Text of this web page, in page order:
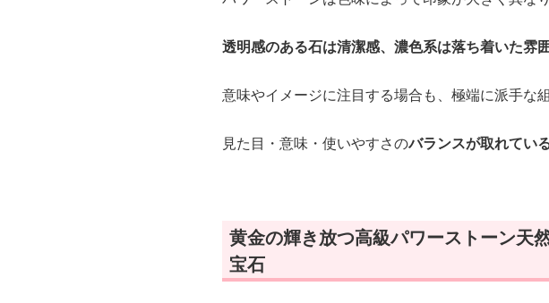
透明感のある石は清潔感、濃色系は落ち着いた雰
意味やイメージに注目する場合も、極端に派手な
見た目・意味・使いやすさのバランスが取れてい
黄金の輝き放つ高級パワーストーン天
宝石